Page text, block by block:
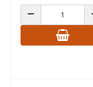
ANZAHL VERRINGERN